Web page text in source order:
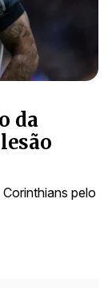
da
pelo